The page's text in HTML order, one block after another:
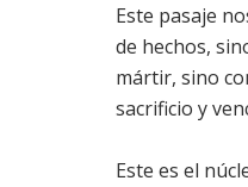
Este pasaje
de hechos,
mártir, sino
sacrificio y
Este es el